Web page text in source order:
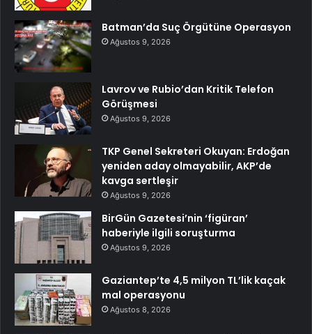
Batman’da Suç Örgütüne Operasyon
Ağustos 9, 2026
Lavrov ve Rubio’dan Kritik Telefon
Görüşmesi
Ağustos 9, 2026
TKP Genel Sekreteri Okuyan: Erdoğan
yeniden aday olmayabilir, AKP’de
kavga sertleşir
Ağustos 9, 2026
BirGün Gazetesi’nin ‘figüran’
haberiyle ilgili soruşturma
Ağustos 9, 2026
Gaziantep’te 4,5 milyon TL’lik kaçak
mal operasyonu
Ağustos 8, 2026